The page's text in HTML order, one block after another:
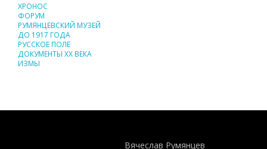
ХРОНОС
ФОРУМ
РУМЯНЦЕВСКИЙ МУЗЕЙ
ДО 1917 ГОДА
РУССКОЕ ПОЛЕ
ДОКУМЕНТЫ XX ВЕКА
ИЗМЫ
Вячеслав Румянцев